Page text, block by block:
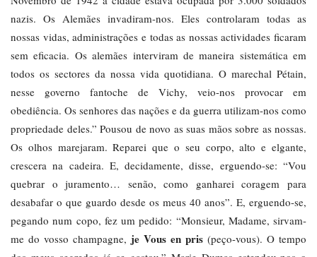
nazis. Os Alemães invadiram-nos. Eles controlaram todas as
nossas vidas, administrações e todas as nossas actividades ficaram
sem eficacia. Os alemães interviram de maneira sistemática em
todos os sectores da nossa vida quotidiana. O marechal Pétain,
nesse governo fantoche de Vichy, veio-nos provocar em
obediência. Os senhores das nações e da guerra utilizam-nos como
propriedade deles.” Pousou de novo as suas mãos sobre as nossas.
Os olhos marejaram. Reparei que o seu corpo, alto e elgante,
crescera na cadeira. E, decidamente, disse, erguendo-se: “Vou
quebrar o juramento… senão, como ganharei coragem para
desabafar o que guardo desde os meus 40 anos”. E, erguendo-se,
pegando num copo, fez um pedido: “Monsieur, Madame, sirvam-
me do vosso champagne, je Vous en pris (peço-vous). O tempo